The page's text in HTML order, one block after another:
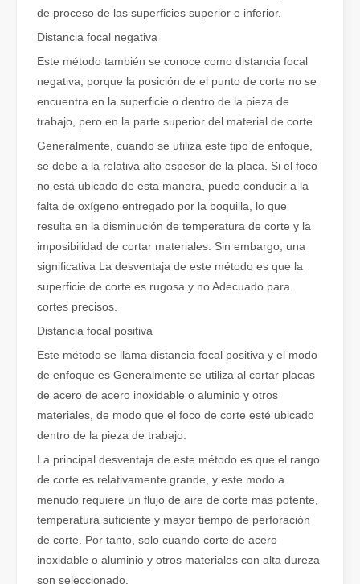
Cómo elegir su compañero de trabajo: máquina de corte por láser
El corte de metal por láser es un método de precisión que se
El corte por láser de láminas de metal es un método de corte muy utilizado.
El corte por láser de láminas de metal es un método de corte
de proceso de las superficies superior e inferior.
Distancia focal negativa
Este método también se conoce como distancia focal
negativa, porque la posición de el punto de corte no se
encuentra en la superficie o dentro de la pieza de
trabajo, pero en la parte superior del material de corte.
Generalmente, cuando se utiliza este tipo de enfoque,
se debe a la relativa alto espesor de la placa. Si el foco
no está ubicado de esta manera, puede conducir a la
falta de oxígeno entregado por la boquilla, lo que
resulta en la disminución de temperatura de corte y la
imposibilidad de cortar materiales. Sin embargo, una
significativa La desventaja de este método es que la
superficie de corte es rugosa y no Adecuado para
cortes precisos.
Distancia focal positiva
Este método se llama distancia focal positiva y el modo
de enfoque es Generalmente se utiliza al cortar placas
de acero de acero inoxidable o aluminio y otros
materiales, de modo que el foco de corte esté ubicado
dentro de la pieza de trabajo.
La principal desventaja de este método es que el rango
de corte es relativamente grande, y este modo a
menudo requiere un flujo de aire de corte más potente,
temperatura suficiente y mayor tiempo de perforación
de corte. Por tanto, solo cuando corte de acero
inoxidable o aluminio y otros materiales con alta dureza
son seleccionado.